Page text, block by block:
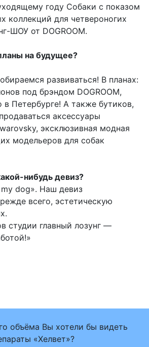
году Собаки с показом
коллекций для четвероногих
ШОУ от DOGROOM.
на будущее?
развиваться! В планах:
под брэндом DOGROOM,
в Петербурге! А также бутиков,
аксессуары
эксклюзивная модная
модельеров для собак
нибудь девиз?
dog». Наш девиз
всего, эстетическую
студии главный лозунг —
объёма Вы хотели бы видеть
«Хелвет»?